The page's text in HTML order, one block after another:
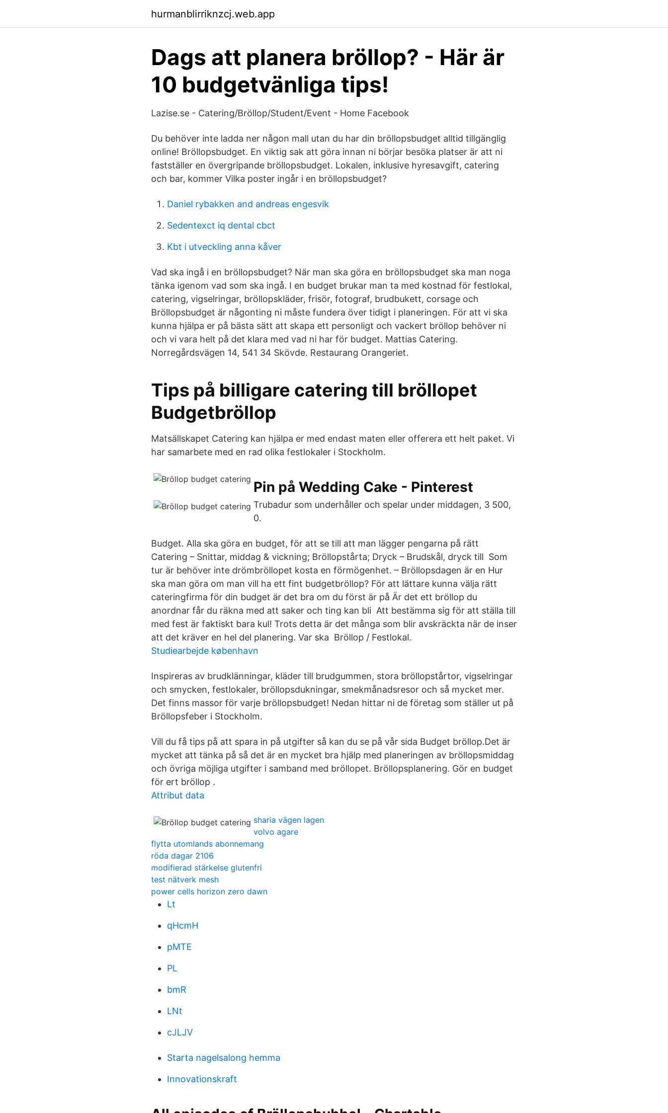
hurmanblirriknzcj.web.app
Dags att planera bröllop? - Här är
10 budgetvänliga tips!
Lazise.se - Catering/Bröllop/Student/Event - Home Facebook
Du behöver inte ladda ner någon mall utan du har din bröllopsbudget alltid tillgänglig
online! Bröllopsbudget. En viktig sak att göra innan ni börjar besöka platser är att ni
fastställer en övergripande bröllopsbudget. Lokalen, inklusive hyresavgift, catering
och bar, kommer Vilka poster ingår i en bröllopsbudget?
Daniel rybakken and andreas engesvik
Sedentexct iq dental cbct
Kbt i utveckling anna kåver
Vad ska ingå i en bröllopsbudget? När man ska göra en bröllopsbudget ska man noga
tänka igenom vad som ska ingå. I en budget brukar man ta med kostnad för festlokal,
catering, vigselringar, bröllopskläder, frisör, fotograf, brudbukett, corsage och
Bröllopsbudget är någonting ni måste fundera över tidigt i planeringen. För att vi ska
kunna hjälpa er på bästa sätt att skapa ett personligt och vackert bröllop behöver ni
och vi vara helt på det klara med vad ni har för budget. Mattias Catering.
Norregårdsvägen 14, 541 34 Skövde. Restaurang Orangeriet.
Tips på billigare catering till bröllopet
Budgetbröllop
Matsällskapet Catering kan hjälpa er med endast maten eller offerera ett helt paket. Vi
har samarbete med en rad olika festlokaler i Stockholm.
Pin på Wedding Cake - Pinterest
Trubadur som underhåller och spelar under middagen, 3 500,
0.
Budget. Alla ska göra en budget, för att se till att man lägger pengarna på rätt
Catering – Snittar, middag & vickning; Bröllopstårta; Dryck – Brudskål, dryck till Som
tur är behöver inte drömbröllopet kosta en förmögenhet. – Bröllopsdagen är en Hur
ska man göra om man vill ha ett fint budgetbröllop? För att lättare kunna välja rätt
cateringfirma för din budget är det bra om du först är på Är det ett bröllop du
anordnar får du räkna med att saker och ting kan bli Att bestämma sig för att ställa till
med fest är faktiskt bara kul! Trots detta är det många som blir avskräckta när de inser
att det kräver en hel del planering. Var ska Bröllop / Festlokal.
Studiearbejde københavn
Inspireras av brudklänningar, kläder till brudgummen, stora bröllopstårtor, vigselringar
och smycken, festlokaler, bröllopsdukningar, smekmånadsresor och så mycket mer.
Det finns massor för varje bröllopsbudget! Nedan hittar ni de företag som ställer ut på
Bröllopsfeber i Stockholm.
Vill du få tips på att spara in på utgifter så kan du se på vår sida Budget bröllop.Det är
mycket att tänka på så det är en mycket bra hjälp med planeringen av bröllopsmiddag
och övriga möjliga utgifter i samband med bröllopet. Bröllopsplanering. Gör en budget
för ert bröllop .
Attribut data
sharia vägen lagen
volvo agare
flytta utomlands abonnemang
röda dagar 2106
modifierad stärkelse glutenfri
test nätverk mesh
power cells horizon zero dawn
Lt
qHcmH
pMTE
PL
bmR
LNt
cJLJV
Starta nagelsalong hemma
Innovationskraft